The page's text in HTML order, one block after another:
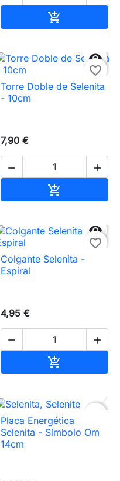


favorite_border
Torre Doble de Selenita
- 10cm
7,90 €
 


favorite_border
Colgante Selenita -
Espiral
4,95 €
 

Placa Energética
Selenita - Símbolo Om
14cm